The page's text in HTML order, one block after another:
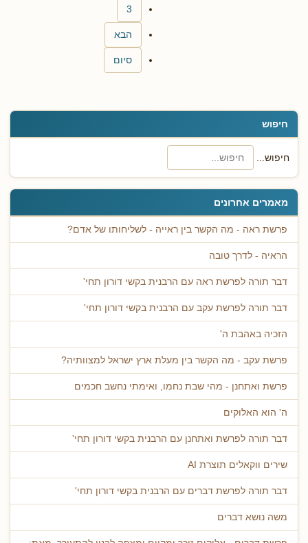
חיפוש
חיפוש...
מאמרים אחרונים
פרשת ראה - מה הקשר בין ראייה - לשליחותו של אדם?
הראיה - לדרך טובה
דבר תורה לפרשת ראה עם הרבנית בקשי דורון תחי'
דבר תורה לפרשת עקב עם הרבנית בקשי דורון תחי'
הזכיה באהבת ה'
פרשת עקב - מה הקשר בין מעלת ארץ ישראל למצוותיה?
פרשת ואתחנן - מהי שבת נחמו, ואימתי נחשב חכמים
ה' הוא האלוקים
דבר תורה לפרשת ואתחנן עם הרבנית בקשי דורון תחי'
שירים ווקאלים תוצרת AI
דבר תורה לפרשת דברים עם הרבנית בקשי דורון תחי'
משה נושא דברים
3
הבא
סיום